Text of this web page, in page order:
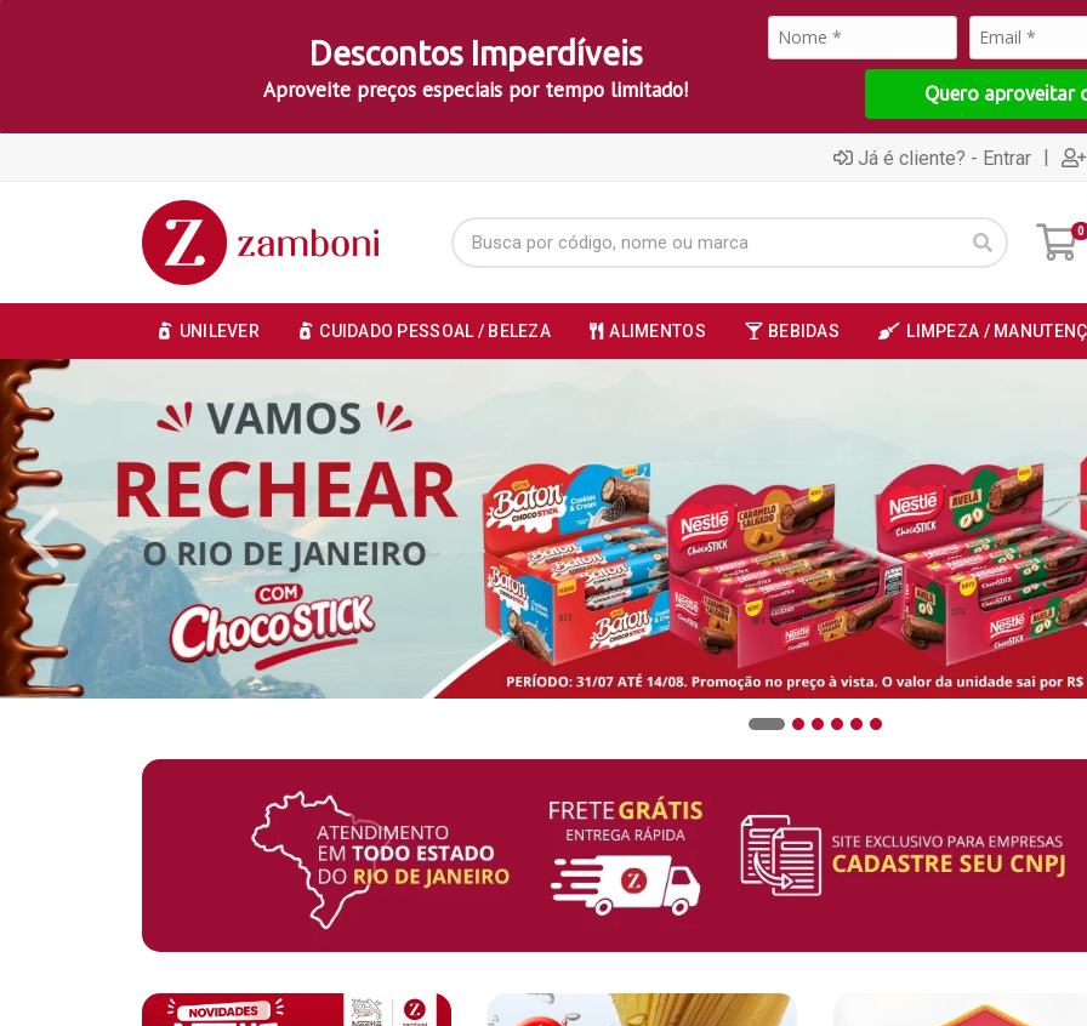
Descontos Imperdíveis
Aproveite preços especiais por tempo limitado! Quero aproveitar
Já é cliente? - Entrar |
0
UNILEVER CUIDADO PESSOAL / BELEZA ALIMENTOS BEBIDAS LIMPEZA /